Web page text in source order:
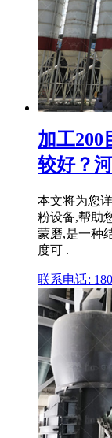
加工200
较好？
本文将为您
粉设备,帮助
蒙磨,是一种
度可 .
联系电话: